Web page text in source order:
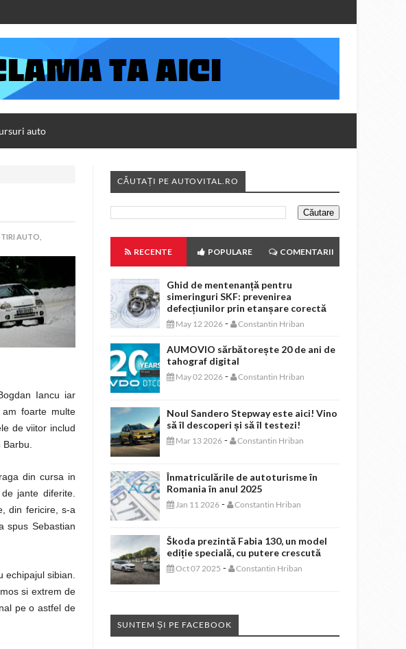
auto
AUTO,
Iancu iar
foarte multe
de viitor includ
din cursa in
jante diferite.
din fericire, s-a
spus Sebastian
sibian.
si extrem de
pe o astfel de
CĂUTAȚI PE AUTOVITAL.RO
RECENTE POPULARE COMENTARII
Ghid de mentenanță pentru
simeringuri SKF: prevenirea
defecțiunilor prin etanșare corectă
May 12 2026 - Constantin Hriban
AUMOVIO sărbătorește 20 de ani de
tahograf digital
May 02 2026 - Constantin Hriban
Noul Sandero Stepway este aici! Vino
să îl descoperi și să îl testezi!
Mar 13 2026 - Constantin Hriban
Înmatriculările de autoturisme în
Romania în anul 2025
Jan 11 2026 - Constantin Hriban
Škoda prezintă Fabia 130, un model
ediție specială, cu putere crescută
Oct 07 2025 - Constantin Hriban
SUNTEM ȘI PE FACEBOOK